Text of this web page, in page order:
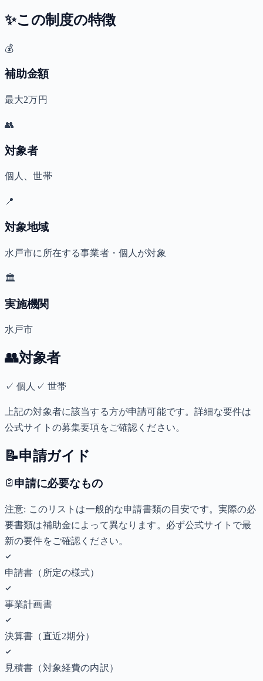
✨この制度の特徴
💰
補助金額
最大2万円
👥
対象者
個人、世帯
📍
対象地域
水戸市に所在する事業者・個人が対象
🏛️
実施機関
水戸市
👥対象者
✓個人 ✓ 世帯
上記の対象者に該当する方が申請可能です。詳細な要件は
公式サイトの募集要項をご確認ください。
📝申請ガイド
申請に必要なもの
注意: このリストは一般的な申請書類の目安です。実際の必
要書類は補助金によって異なります。必ず公式サイトで最
新の要件をご確認ください。
申請書（所定の様式）
事業計画書
決算書（直近2期分）
見積書（対象経費の内訳）